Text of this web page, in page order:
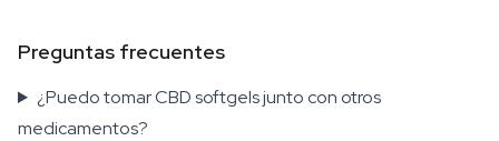
Preguntas frecuentes
¿Puedo tomar CBD softgels junto con otros
medicamentos?